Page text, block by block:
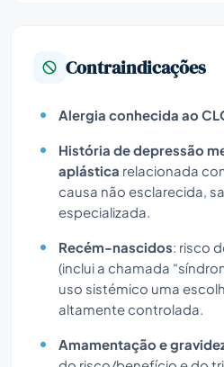
Contraindicações
Alergia conhecida ao
História de depressão
aplástica relacionada
causa não esclarecida,
especializada.
Recém-nascidos: risco
(inclui a chamada
uso sistémico uma
altamente controlada.
Amamentação e